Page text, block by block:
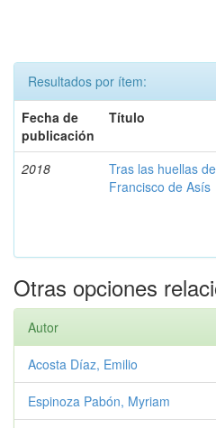
Resultados por ítem:
Fecha de
publicación
Título
2018
Tras las huellas de
Francisco de Asís
Otras opciones
Autor
Acosta Díaz, Emilio
Espinoza Pabón, Myriam